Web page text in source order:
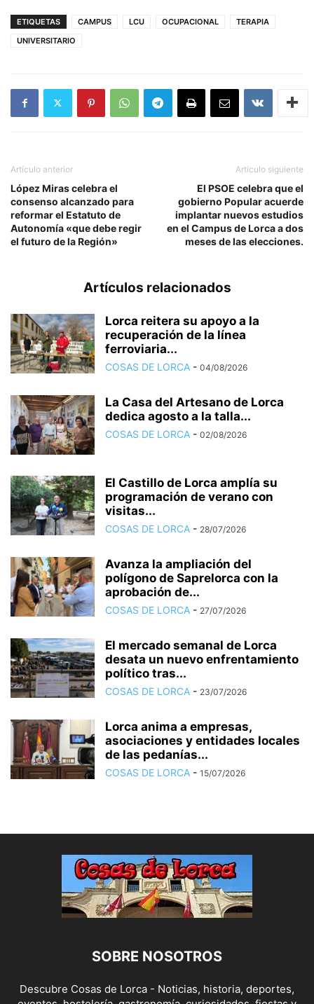
ETIQUETAS CAMPUS LCU OCUPACIONAL
TERAPIA
UNIVERSITARIO
Artículo anterior
López Miras celebra el
consenso alcanzado para
reformar el Estatuto de
Autonomía «que debe regir
el futuro de la Región»
Artículo siguiente
El PSOE celebra que el
gobierno Popular acuerde
implantar nuevos estudios
en el Campus de Lorca a dos
meses de las elecciones.
Artículos relacionados
Lorca reitera su apoyo a la
recuperación de la línea
ferroviaria...
COSAS DE LORCA - 04/08/2026
La Casa del Artesano de Lorca
dedica agosto a la talla...
COSAS DE LORCA - 02/08/2026
El Castillo de Lorca amplía su
programación de verano con
visitas...
COSAS DE LORCA - 28/07/2026
Avanza la ampliación del
polígono de Saprelorca con la
aprobación de...
COSAS DE LORCA - 27/07/2026
El mercado semanal de Lorca
desata un nuevo enfrentamiento
político tras...
COSAS DE LORCA - 23/07/2026
Lorca anima a empresas,
asociaciones y entidades locales
de las pedanías...
COSAS DE LORCA - 15/07/2026
SOBRE NOSOTROS
Descubre Cosas de Lorca - Noticias, historia, deportes,